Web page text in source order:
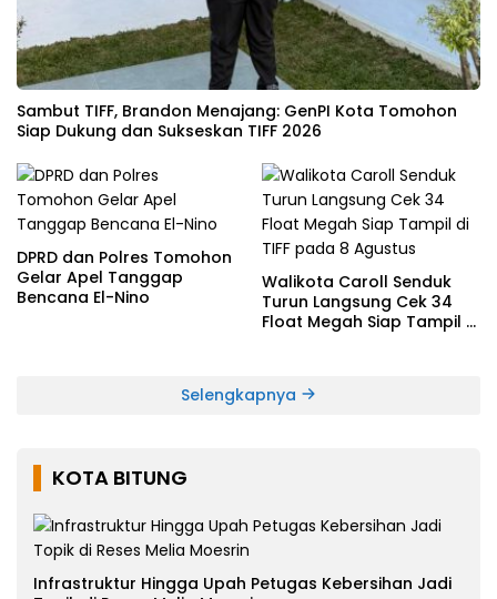
Sambut TIFF, Brandon Menajang: ​GenPI Kota Tomohon
Siap Dukung dan Sukseskan TIFF 2026
DPRD dan Polres Tomohon
Gelar Apel Tanggap
Bencana El-Nino
Walikota Caroll Senduk
Turun Langsung Cek 34
Float Megah Siap Tampil di
Selengkapnya
KOTA BITUNG
Infrastruktur Hingga Upah Petugas Kebersihan Jadi